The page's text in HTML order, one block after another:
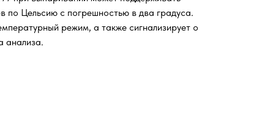
по Цельсию с погрешностью в два градуса.
режим, а также сигнализирует о
анализа.